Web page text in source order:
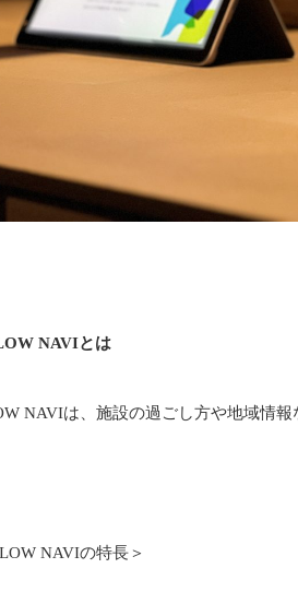
NAVIとは
NAVIは、施設の過ごし方や地域情
NAVIの特長＞